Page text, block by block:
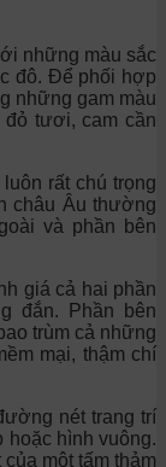
những màu sắc
đô. Để phối hợp
những gam màu
tươi, cam cần
rất chú trọng
châu Âu thường
và phần bên
giá cả hai phần
đắn. Phần bên
trùm cả những
mại, thậm chí
nét trang trí
hoặc hình vuông.
một tấm thảm